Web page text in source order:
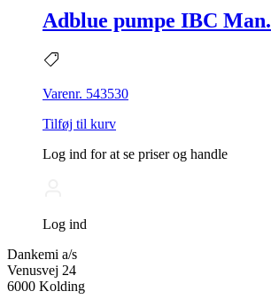
Adblue pumpe IBC Man.
Varenr. 543530
Tilføj til kurv
Log ind for at se priser og handle
Log ind
Dankemi a/s
Venusvej 24
6000 Kolding